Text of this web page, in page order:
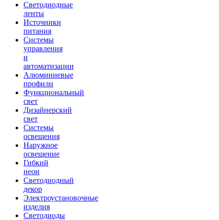
Светодиодные
ленты
Источники
питания
Системы
управления
и
автоматизации
Алюминиевые
профили
Функциональный
свет
Дизайнерский
свет
Системы
освещения
Наружное
освещение
Гибкий
неон
Светодиодный
декор
Электроустановочные
изделия
Светодиоды